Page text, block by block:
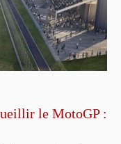
le MotoGP :